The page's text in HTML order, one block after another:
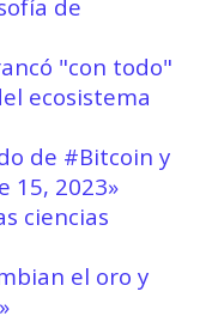
de
"con todo"
ecosistema
de #Bitcoin y
15, 2023»
ciencias
el oro y